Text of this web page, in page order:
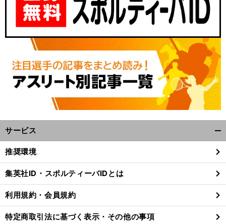
サービス
閉
る
推奨環境
集英社ID・スポルティーバIDとは
利用規約・会員規約
特定商取引法に基づく表示・その他の事項